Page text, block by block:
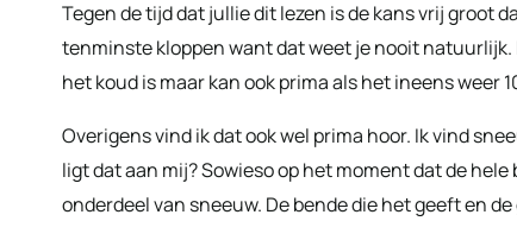
Tegen de tijd dat jullie dit lezen is de kans vrij groot
tenminste kloppen want dat weet je nooit natuurlijk.
het koud is maar kan ook prima als het ineens weer
Overigens vind ik dat ook wel prima hoor. Ik vind
ligt dat aan mij? Sowieso op het moment dat de
onderdeel van sneeuw. De bende die het geeft en